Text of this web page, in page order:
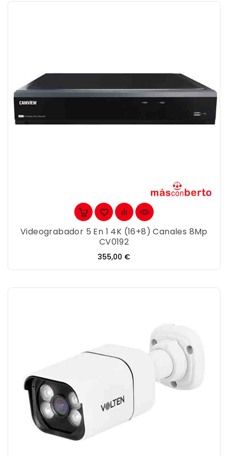
Videograbador 5 En 1 4K (16+8) Canales 8Mp
CV0192
Precio
355,00 €